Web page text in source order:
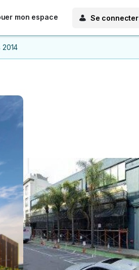
mon espace Se connecter